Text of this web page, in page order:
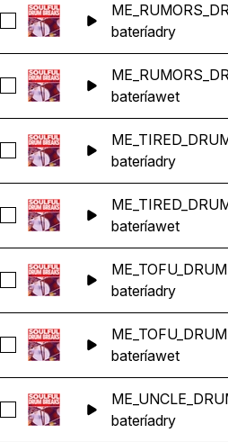
Seleccionar
bateríadry
Seleccionar
bateríawet
Seleccionar
bateríadry
Seleccionar
bateríawet
Seleccionar
bateríadry
Seleccionar
bateríawet
Seleccionar
bateríadry